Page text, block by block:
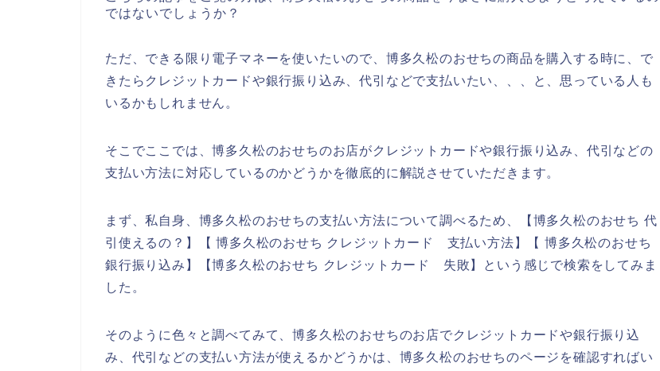
ではないでしょうか？
ただ、できる限り電子マネーを使いたいので、博多久松のおせちの商品を購入する時に、で
きたらクレジットカードや銀行振り込み、代引などで支払いたい、、、と、思っている人も
いるかもしれません。
そこでここでは、博多久松のおせちのお店がクレジットカードや銀行振り込み、代引などの
支払い方法に対応しているのかどうかを徹底的に解説させていただきます。
まず、私自身、博多久松のおせちの支払い方法について調べるため、【博多久松のおせち 代
引使えるの？】【 博多久松のおせち クレジットカード 支払い方法】【 博多久松のおせち
銀行振り込み】【博多久松のおせち クレジットカード 失敗】という感じで検索をしてみま
した。
そのように色々と調べてみて、博多久松のおせちのお店でクレジットカードや銀行振り込
み、代引などの支払い方法が使えるかどうかは、博多久松のおせちのページを確認すればい